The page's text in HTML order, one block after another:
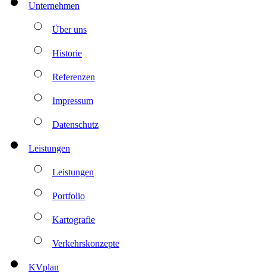
Unternehmen
Über uns
Historie
Referenzen
Impressum
Datenschutz
Leistungen
Leistungen
Portfolio
Kartografie
Verkehrskonzepte
KVplan